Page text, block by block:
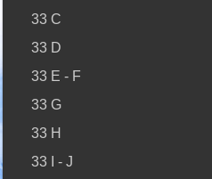
33 C
33 D
33 E - F
33 G
33 H
33 I - J